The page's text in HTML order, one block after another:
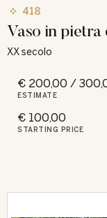
418
Vaso in pietra
XX secolo
€ 200,00 /
ESTIMATE
€ 100,00
STARTING PRICE